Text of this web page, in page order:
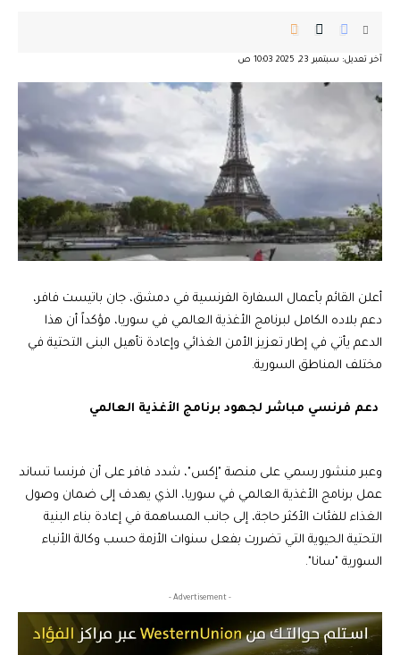
آخر تعديل: سبتمبر 23, 2025 10:03 ص
أعلن القائم بأعمال السفارة الفرنسية في دمشق، جان باتيست فافر،
دعم بلاده الكامل لبرنامج الأغذية العالمي في سوريا، مؤكداً أن هذا
الدعم يأتي في إطار تعزيز الأمن الغذائي وإعادة تأهيل البنى التحتية في
مختلف المناطق السورية.
دعم فرنسي مباشر لجهود برنامج الأغذية العالمي
وعبر منشور رسمي على منصة "إكس"، شدد فافر على أن فرنسا تساند
عمل برنامج الأغذية العالمي في سوريا، الذي يهدف إلى ضمان وصول
الغذاء للفئات الأكثر حاجة، إلى جانب المساهمة في إعادة بناء البنية
التحتية الحيوية التي تضررت بفعل سنوات الأزمة حسب وكالة الأنباء
السورية "سانا".
- Advertisement -